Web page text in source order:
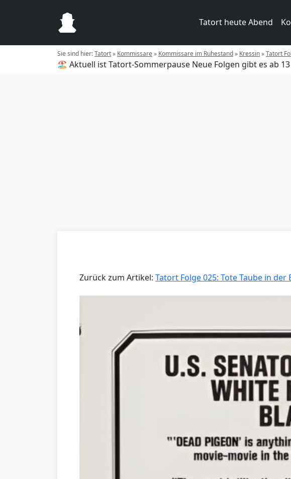
Tatort heute Abend
Sie sind hier:Tatort» Kommissare» Kommissare im Ruhestand» Kressin»Tatort
🏖️ Aktuell ist Tatort-Sommerpause Neue Folgen gibt es ab
Zurück zum Artikel: Tatort Folge 025: Tote Taube in